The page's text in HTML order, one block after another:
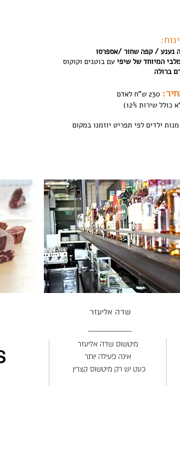
נענע / קפה שחור /אספרסו
המיוחד של שיפי עם בוטנים וקוקוס
ברולה
כולל שירות 12%)
ילדים לפי תפריט יוזמנו במקום
כעט יש רק מיטשוס קצרין
שדה אליעזר